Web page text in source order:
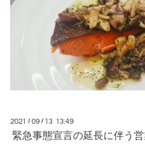
2021 /09 / 13 13:49
緊急事態宣言の延長に伴う営